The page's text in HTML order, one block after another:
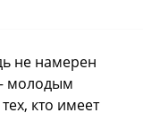
не намерен
молодым
кто имеет